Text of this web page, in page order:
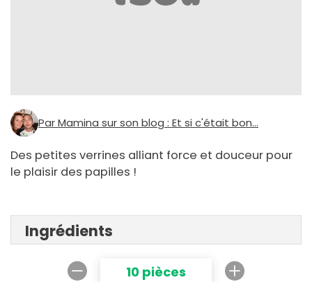
Par Mamina sur son blog : Et si c'était bon...
Des petites verrines alliant force et douceur pour
le plaisir des papilles !
Ingrédients
10 pièces